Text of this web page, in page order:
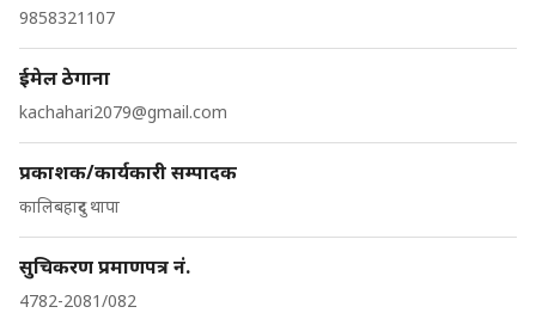
9858321107
ईमेल ठेगाना
kachahari2079@gmail.com
प्रकाशक/कार्यकारी सम्पादक
कालिबहादुर थापा
सुचिकरण प्रमाणपत्र नं.
4782-2081/082